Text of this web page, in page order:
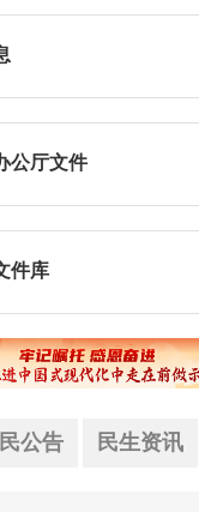
公厅文件
件库
公告 民生资讯